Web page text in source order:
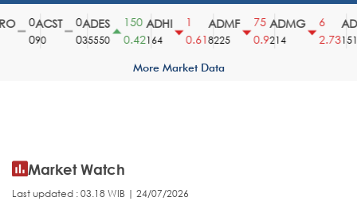
ACST
90
ADES
35550
150
0.42
ADHI
164
0.61
ADMF
8225
75
0.9
ADMG
214
2.731510
More Market Data
Market Watch
Last updated : 03.18 WIB | 24/07/2026